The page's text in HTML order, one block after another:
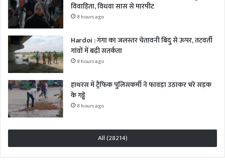
विवाहिता, विधवा सास से मारपीट
8 hours ago
Hardoi : गंगा का जलस्तर चेतावनी बिंदु से ऊपर, तटवर्ती
गांवों में बढ़ी सतर्कता
8 hours ago
हाथरस में ट्रैफिक पुलिसकर्मी ने फावड़ा उठाकर भरे सड़क
के गड्ढे
8 hours ago
All (28214)